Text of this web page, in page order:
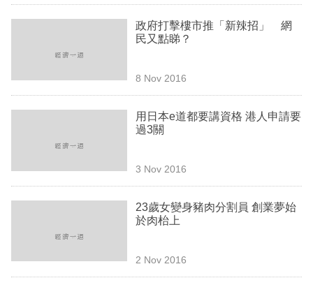
技
生
欄
政府打擊樓市推「新辣招」 網
民又點睇？
8 Nov 2016
用日本e道都要講資格 港人申請要
過3關
3 Nov 2016
23歲女變身豬肉分割員 創業夢始
於肉枱上
2 Nov 2016